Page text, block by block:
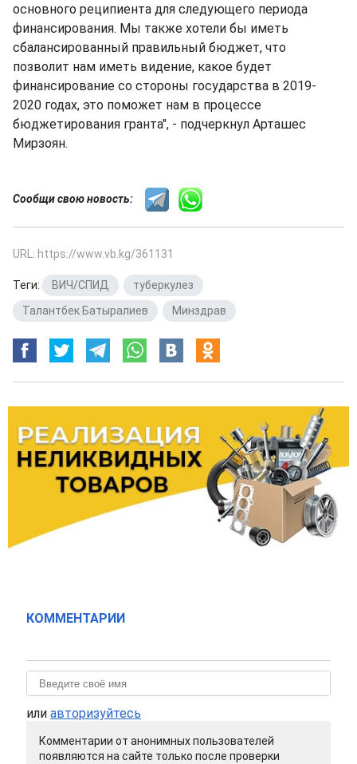
основного реципиента для следующего периода
финансирования. Мы также хотели бы иметь
сбалансированный правильный бюджет, что
позволит нам иметь видение, какое будет
финансирование со стороны государства в 2019-
2020 годах, это поможет нам в процессе
бюджетирования гранта", - подчеркнул Арташес
Мирзоян.
Сообщи свою новость:
URL: https://www.vb.kg/361131
Теги: ВИЧ/СПИД туберкулез
Талантбек Батыралиев
Минздрав
КОММЕНТАРИИ
или авторизуйтесь
Комментарии от анонимных пользователей
появляются на сайте только после проверки